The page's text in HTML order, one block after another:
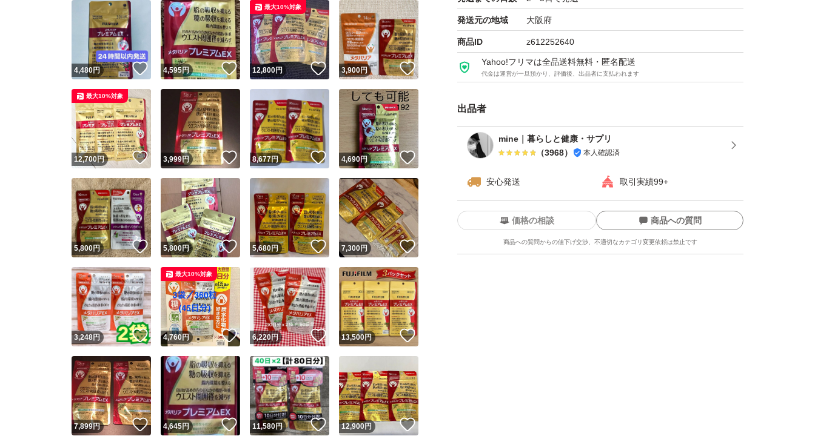
発送元の地域 大阪府
商品ID z612252640
Yahoo!フリマは全品送料無料・匿名配送
代金は運営が一旦預かり、評価後、出品者に支払われます
出品者
mine｜暮らしと健康・サプリ
（3968） 本人確認済
安心発送 取引実績99+
価格の相談 商品への質問
商品への質問からの値下げ交渉、不適切なカテゴリ変更依頼は禁止です
4,480円 いいね！
4,595円 いいね！
12,800円 いいね！
最大10%対象
3,900円 いいね！
12,700円 いいね！
最大10%対象
3,999円 いいね！
8,677円 いいね！
4,690円 いいね！
5,800円 いいね！
5,800円 いいね！
5,680円 いいね！
7,300円 いいね！
3,248円 いいね！
4,760円 いいね！
最大10%対象
6,220円 いいね！
13,500円 いいね！
7,899円 いいね！
4,645円 いいね！
11,580円 いいね！
12,900円 いいね！